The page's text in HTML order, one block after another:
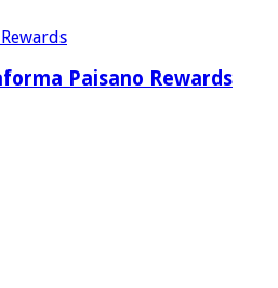
Paisano Rewards